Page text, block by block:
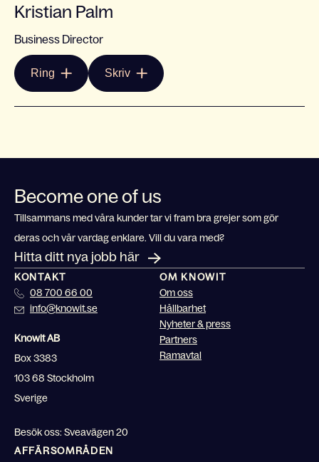
Kristian Palm
Business Director
Ring Skriv
Become one of us
Tillsammans med våra kunder tar vi fram bra grejer som gör
deras och vår vardag enklare. Vill du vara med?
Hitta ditt nya jobb här
KONTAKT
08 700 66 00
info@knowit.se
Knowit AB
Box 3383
103 68 Stockholm
Sverige
Besök oss: Sveavägen 20
OM KNOWIT
Om oss
Hållbarhet
Nyheter & press
Partners
Ramavtal
AFFÄRSOMRÅDEN